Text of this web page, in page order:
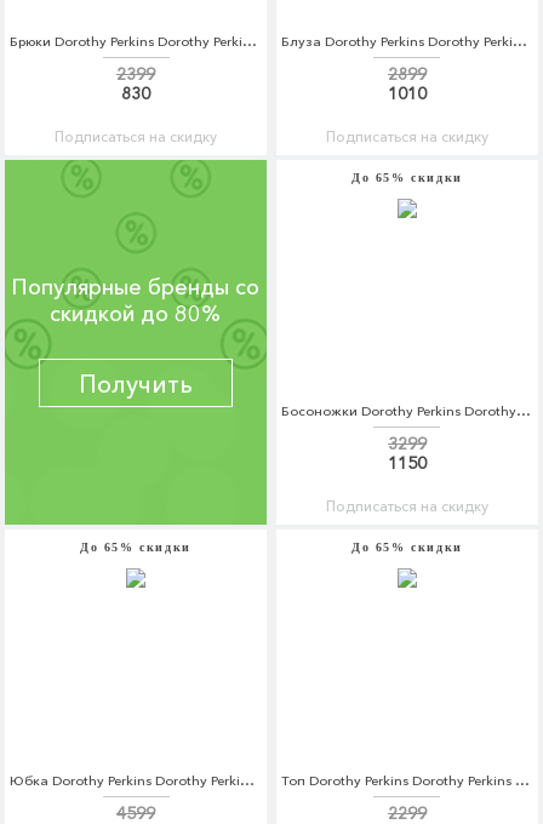
Брюки Dorothy Perkins Dorothy Perkins DO005EWBTOC6
2399
830
Подписаться на скидку
Блуза Dorothy Perkins Dorothy Perkins DO005EWBQCQ5
2899
1010
Подписаться на скидку
Популярные бренды со
скидкой до 80%
Получить
До 65% скидки
Босоножки Dorothy Perkins Dorothy Perkins DO005AWCEWO9
3299
1150
Подписаться на скидку
До 65% скидки
Юбка Dorothy Perkins Dorothy Perkins DO005EWBQCS4
4599
До 65% скидки
Топ Dorothy Perkins Dorothy Perkins DO005EWBQCS7
2299